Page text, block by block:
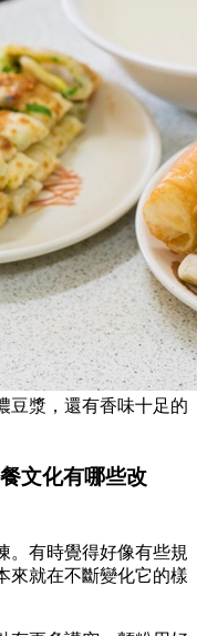
豆漿，還有香味十足的
文化有哪些改
。有時覺得好像有些規
來就在不斷變化它的樣